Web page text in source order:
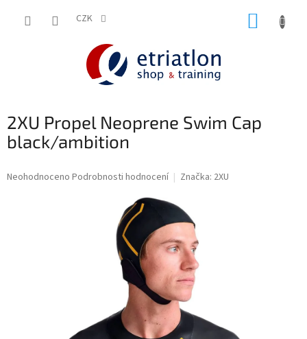
CZK
2XU Propel Neoprene Swim Cap
black/ambition
Průměrné
Neohodnoceno Podrobnosti hodnocení Značka: 2XU
shop.etriatlon.cz - Chat